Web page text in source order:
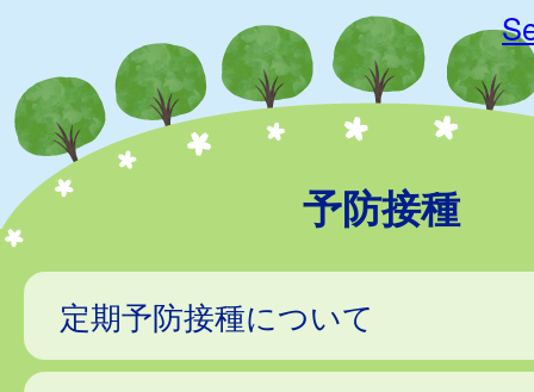
予防接種
定期予防接種について